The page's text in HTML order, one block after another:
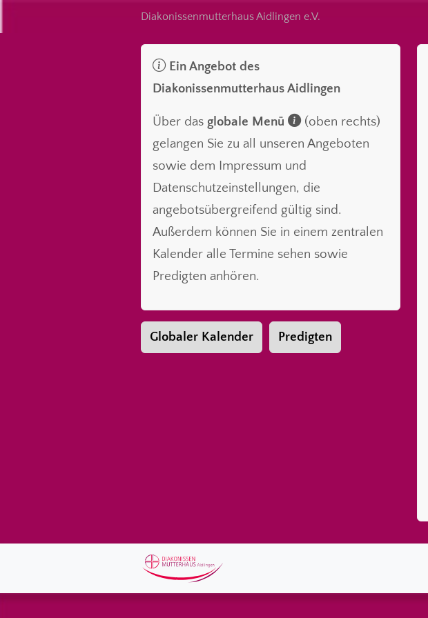
Diakonissenmutterhaus Aidlingen e.V.
Ein Angebot des
Diakonissenmutterhaus Aidlingen
Über das globale Menü
(oben rechts)
gelangen Sie zu all unseren Angeboten
sowie dem Impressum und
Datenschutzeinstellungen, die
angebotsübergreifend gültig sind.
Außerdem können Sie in einem zentralen
Kalender alle Termine sehen sowie
Predigten anhören.
Globaler Kalender Predigten